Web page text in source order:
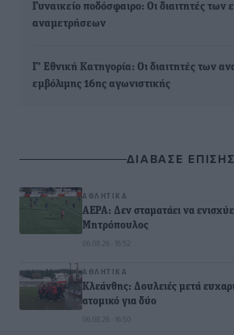
Γυναικείο ποδόσφαιρο: Οι διαιτητές των
αναμετρήσεων
Γ’ Εθνική Κατηγορία: Οι διαιτητές των
εμβόλιμης 16ης αγωνιστικής
ΔΙΑΒΑΣΕ
ΑΘΛΗΤΙΚΆ
ΑΕΡΑ: Δεν σταματάει να
Μητρόπουλος
06.08.26 · 16:52
ΑΘΛΗΤΙΚΆ
Κλεάνθης: Δουλειές μετά
ατομικό για δύο
06.08.26 · 16:50